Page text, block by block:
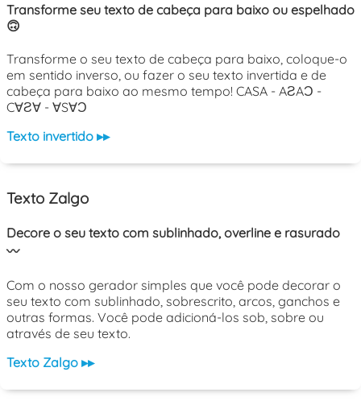
Transforme seu texto de cabeça para baixo ou espelhado
🙃
Transforme o seu texto de cabeça para baixo, coloque-o
em sentido inverso, ou fazer o seu texto invertida e de
cabeça para baixo ao mesmo tempo! CASA - AƧAƆ -
C∀Ƨ∀ - ∀S∀Ɔ
Texto invertido ▸▸
Texto Zalgo
Decore o seu texto com sublinhado, overline e rasurado
〰️
Com o nosso gerador simples que você pode decorar o
seu texto com sublinhado, sobrescrito, arcos, ganchos e
outras formas. Você pode adicioná-los sob, sobre ou
através de seu texto.
Texto Zalgo ▸▸